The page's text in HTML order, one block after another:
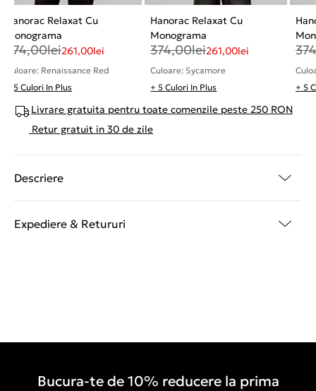
Hanorac Relaxat Cu
Monograma
374,00lei261,00lei
Culoare: Renaissance Red
+ 5 Culori In Plus
Hanorac Relaxat Cu
Monograma
374,00lei261,00lei
Culoare: Sycamore
+ 5 Culori In Plus
+ 5
Livrare gratuita pentru toate comenzile peste 250 RON
Retur gratuit in 30 de zile
Descriere
Expediere & Retururi
Bucura-te de 10% reducere la prima